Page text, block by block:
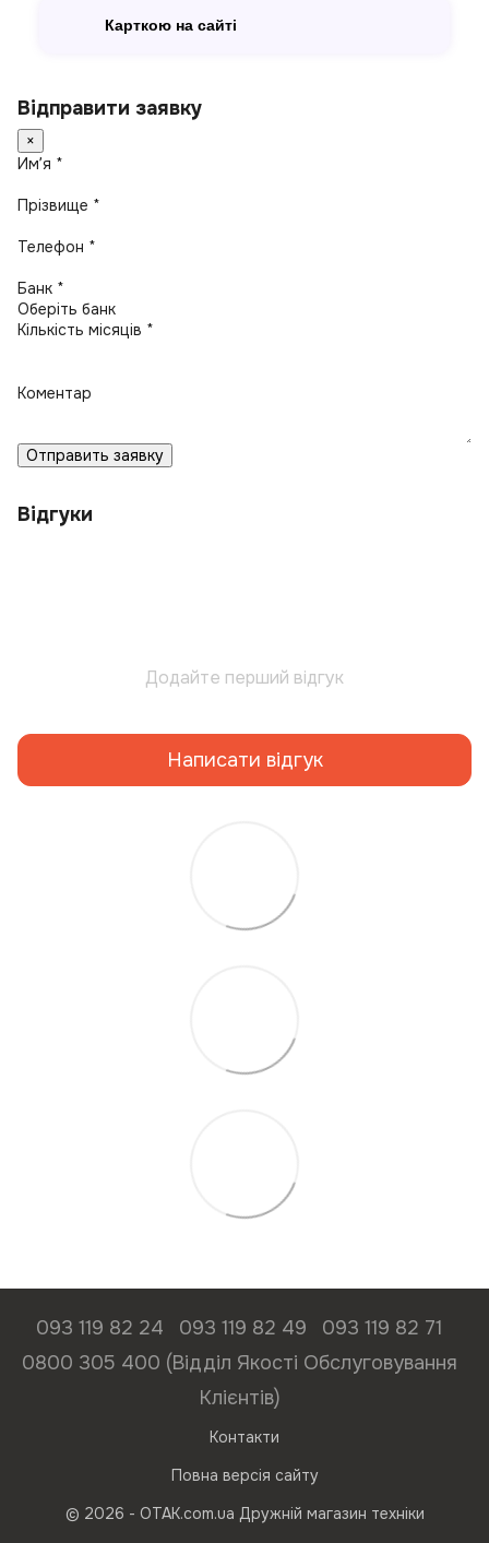
Карткою на сайті
Відправити заявку
×
Имʼя *
Прізвище *
Телефон *
Банк *
Кількість місяців *
Коментар
Отправить заявку
Відгуки
Додайте перший відгук
Написати відгук
093 119 82 24 093 119 82 49
093 119 82 71
0800 305 400 (Відділ Якості Обслуговування
Клієнтів)
Контакти
Повна версія сайту
© 2026 - ОТАК.com.ua Дружній магазин техніки